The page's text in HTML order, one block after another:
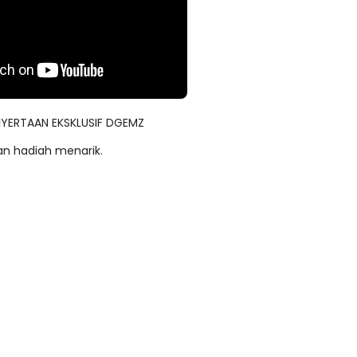
EKSKLUSIF DGEMZ
hadiah menarik.
4
lalu
🔴 [LIVE] PRINSIP PERAKAUNAN,